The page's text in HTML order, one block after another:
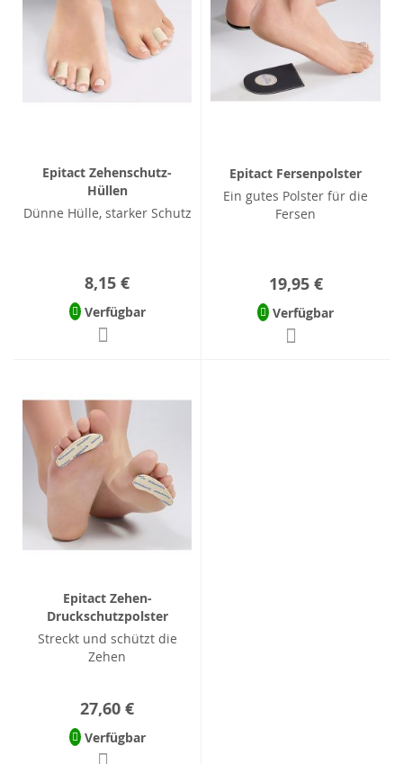
Epitact Zehenschutz-
Hüllen
Dünne Hülle, starker Schutz
8,15 €
Verfügbar
Epitact Fersenpolster
Ein gutes Polster für die
Fersen
19,95 €
Verfügbar
Epitact Zehen-
Druckschutzpolster
Streckt und schützt die
Zehen
27,60 €
Verfügbar